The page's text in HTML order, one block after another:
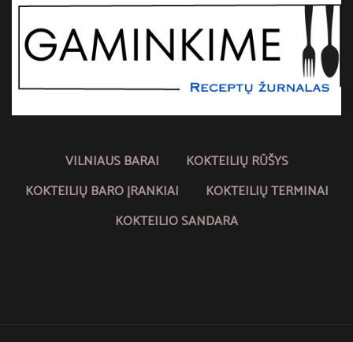
VILNIAUS BARAI
KOKTEILIŲ RŪŠYS
KOKTEILIŲ BARO ĮRANKIAI
KOKTEILIŲ TERMINAI
KOKTEILIO SANDARA